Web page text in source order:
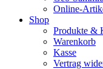
Online-
Shop
Produkte &
Warenkorb
Kasse
Vertrag